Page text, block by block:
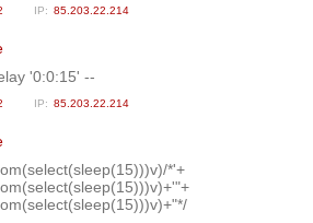
85.203.22.214
'0:0:15' --
85.203.22.214
*'+